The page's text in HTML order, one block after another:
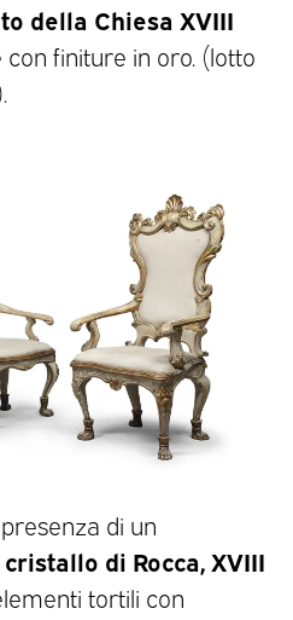
della Chiesa XVIII
con finiture in oro. (lotto
di un
di Rocca, XVIII
tortili con